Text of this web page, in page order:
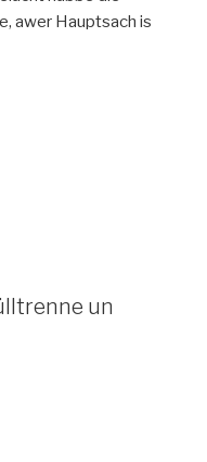
awer Hauptsach is
un